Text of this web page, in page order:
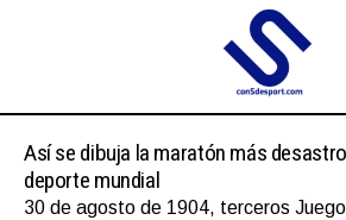
Así se dibuja la maratón más
deporte mundial
30 de agosto de 1904, terceros